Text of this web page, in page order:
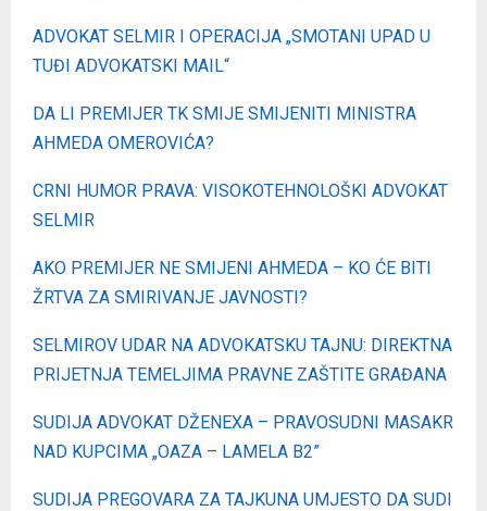
ADVOKAT SELMIR I OPERACIJA „SMOTANI UPAD U
TUĐI ADVOKATSKI MAIL“
DA LI PREMIJER TK SMIJE SMIJENITI MINISTRA
AHMEDA OMEROVIĆA?
CRNI HUMOR PRAVA: VISOKOTEHNOLOŠKI ADVOKAT
SELMIR
AKO PREMIJER NE SMIJENI AHMEDA – KO ĆE BITI
ŽRTVA ZA SMIRIVANJE JAVNOSTI?
SELMIROV UDAR NA ADVOKATSKU TAJNU: DIREKTNA
PRIJETNJA TEMELJIMA PRAVNE ZAŠTITE GRAĐANA
SUDIJA ADVOKAT DŽENEXA – PRAVOSUDNI MASAKR
NAD KUPCIMA „OAZA – LAMELA B2”
SUDIJA PREGOVARA ZA TAJKUNA UMJESTO DA SUDI